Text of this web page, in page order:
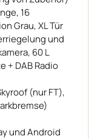
16
Grau, XL Tür
und
60 L
+ DAB Radio
(nur FT),
und Android